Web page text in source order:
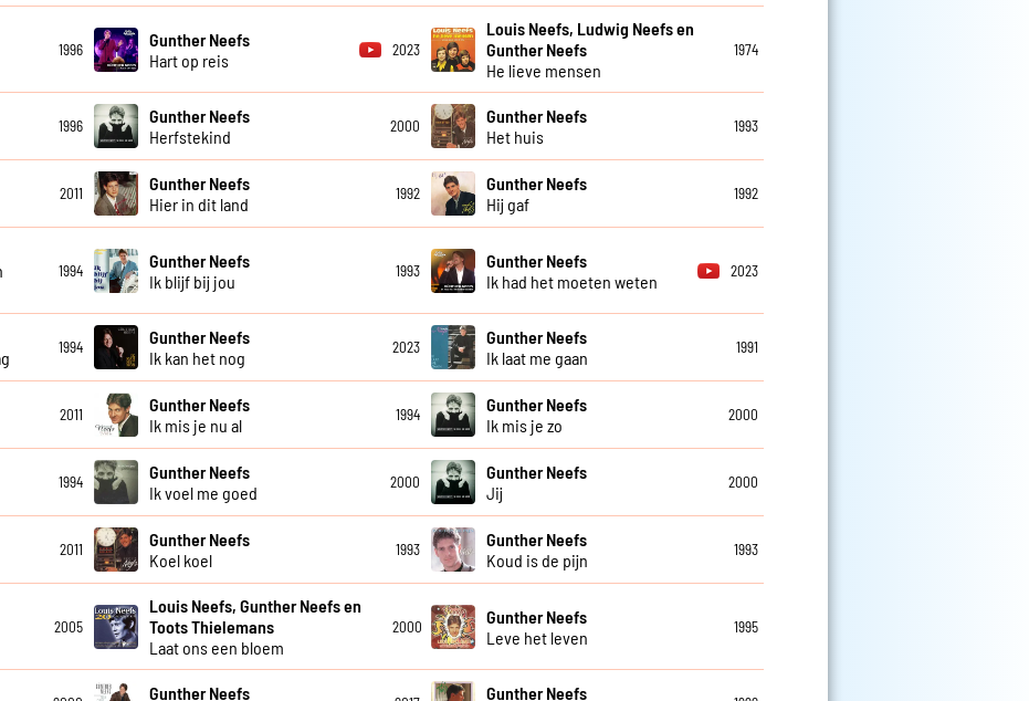
1996
Gunther Neefs
Hart op reis
2023
Louis Neefs, Ludwig Neefs en
Gunther Neefs
He lieve mensen
1974
1996
Gunther Neefs
Herfstekind
2000
Gunther Neefs
Het huis
1993
2011
Gunther Neefs
Hier in dit land
1992
Gunther Neefs
Hij gaf
1992
1994
Gunther Neefs
Ik blijf bij jou
1993
Gunther Neefs
Ik had het moeten weten
2023
1994
Gunther Neefs
Ik kan het nog
2023
Gunther Neefs
Ik laat me gaan
1991
2011
Gunther Neefs
Ik mis je nu al
1994
Gunther Neefs
Ik mis je zo
2000
1994
Gunther Neefs
Ik voel me goed
2000
Gunther Neefs
Jij
2000
2011
Gunther Neefs
Koel koel
1993
Gunther Neefs
Koud is de pijn
1993
2005
Louis Neefs, Gunther Neefs en
Toots Thielemans
Laat ons een bloem
2000
Gunther Neefs
Leve het leven
1995
Gunther Neefs Gunther Neefs